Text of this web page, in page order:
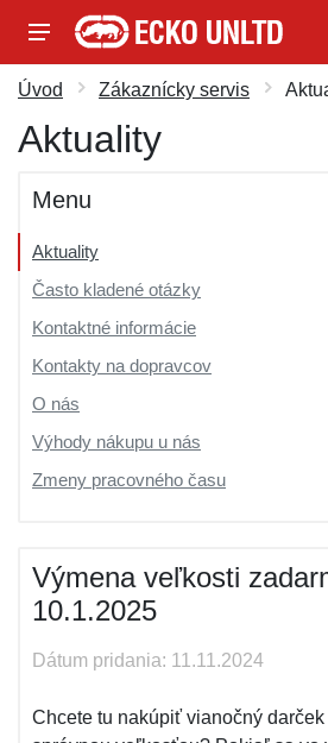
Úvod Zákaznícky servis
Aktuality
Menu
Aktuality
Často kladené otázky
Kontaktné informácie
Kontakty na dopravcov
O nás
Výhody nákupu u nás
Zmeny pracovného času
Výmena veľkosti
10.1.2025
Dátum pridania: 11.11.2024
Chcete tu nakúpiť vianočný